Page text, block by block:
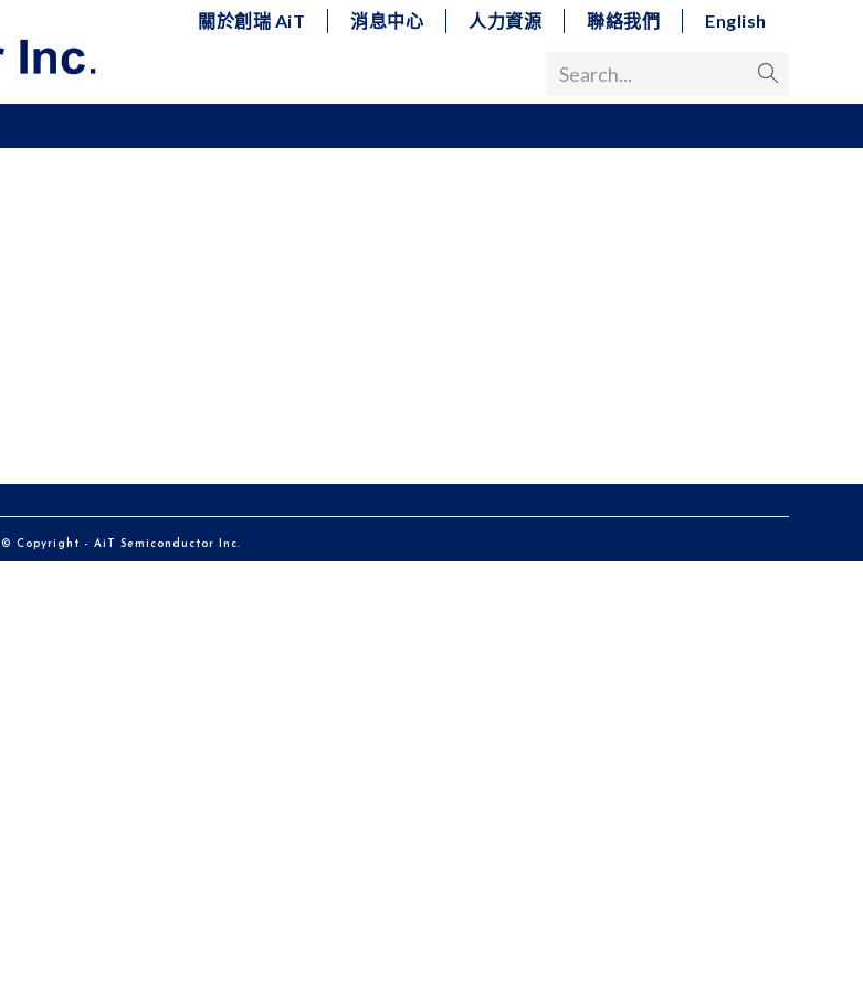
關於創瑞 AiT 消息中心 人力資源 聯絡我們 English
Search...
© Copyright - AiT Semiconductor Inc.